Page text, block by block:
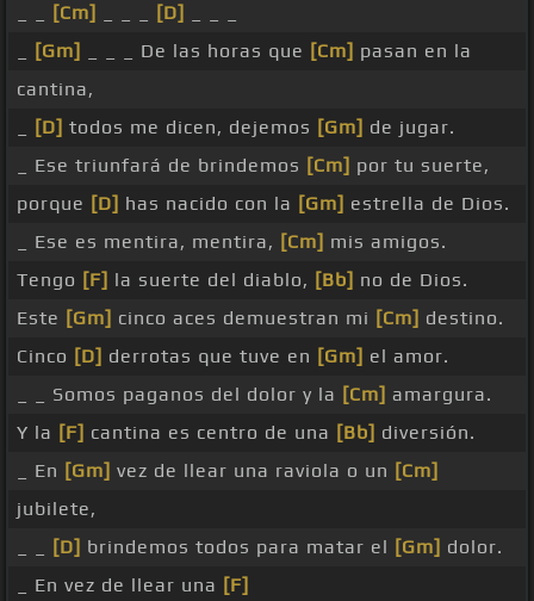
[Cm] [D]
[Gm] _ _ _ De las horas que [Cm] pasan en la
cantina,
[D] todos me dicen, dejemos [Gm] de jugar.
_ Ese triunfará de brindemos [Cm] por tu suerte,
porque [D] has nacido con la [Gm] estrella de Dios.
_ Ese es mentira, mentira, [Cm] mis amigos.
Tengo [F] la suerte del diablo, [Bb] no de Dios.
Este [Gm] cinco aces demuestran mi [Cm] destino.
Cinco [D] derrotas que tuve en [Gm] el amor.
_ _ Somos paganos del dolor y la [Cm] amargura.
Y la [F] cantina es centro de una [Bb] diversión.
_ En [Gm] vez de llear una raviola o un [Cm]
jubilete,
[D] brindemos todos para matar el [Gm] dolor.
_ En vez de llear una [F]